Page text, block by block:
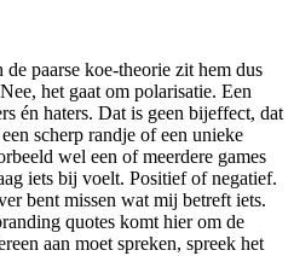
paarse koe-theorie zit hem dus
het gaat om polarisatie. Een
én haters. Dat is geen bijeffect, dat
scherp randje of een unieke
wel een of meerdere games
iets bij voelt. Positief of negatief.
bent missen wat mij betreft iets.
quotes komt hier om de
aan moet spreken, spreek het